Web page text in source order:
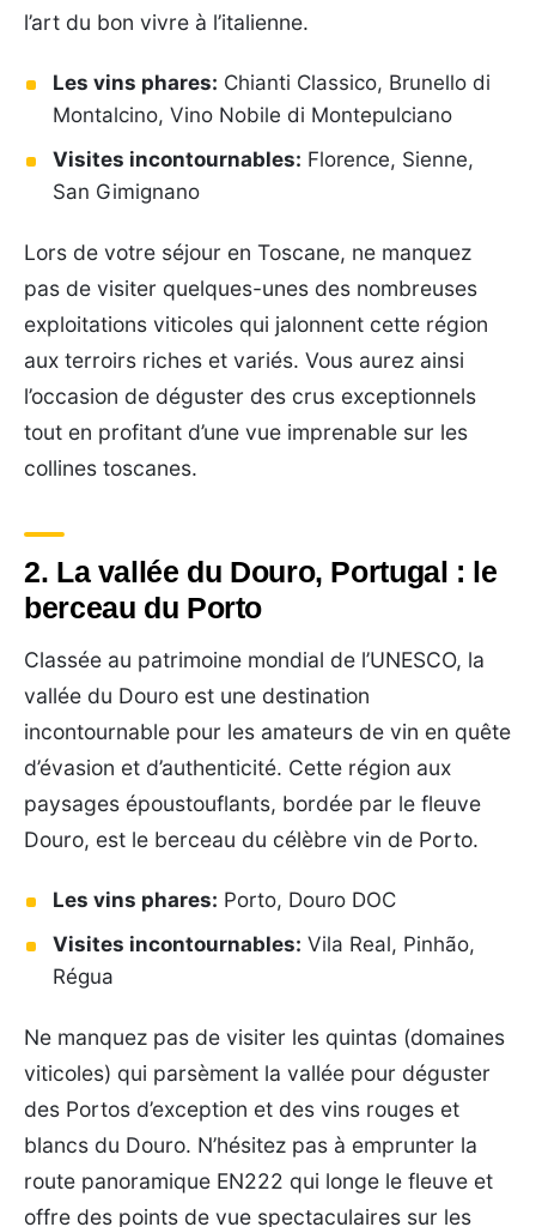
l’art du bon vivre à l’italienne.
Les vins phares: Chianti Classico, Brunello di
Montalcino, Vino Nobile di Montepulciano
Visites incontournables: Florence, Sienne,
San Gimignano
Lors de votre séjour en Toscane, ne manquez
pas de visiter quelques-unes des nombreuses
exploitations viticoles qui jalonnent cette région
aux terroirs riches et variés. Vous aurez ainsi
l’occasion de déguster des crus exceptionnels
tout en profitant d’une vue imprenable sur les
collines toscanes.
2. La vallée du Douro, Portugal : le
berceau du Porto
Classée au patrimoine mondial de l’UNESCO, la
vallée du Douro est une destination
incontournable pour les amateurs de vin en quête
d’évasion et d’authenticité. Cette région aux
paysages époustouflants, bordée par le fleuve
Douro, est le berceau du célèbre vin de Porto.
Les vins phares: Porto, Douro DOC
Visites incontournables: Vila Real, Pinhão,
Régua
Ne manquez pas de visiter les quintas (domaines
viticoles) qui parsèment la vallée pour déguster
des Portos d’exception et des vins rouges et
blancs du Douro. N’hésitez pas à emprunter la
route panoramique EN222 qui longe le fleuve et
offre des points de vue spectaculaires sur les